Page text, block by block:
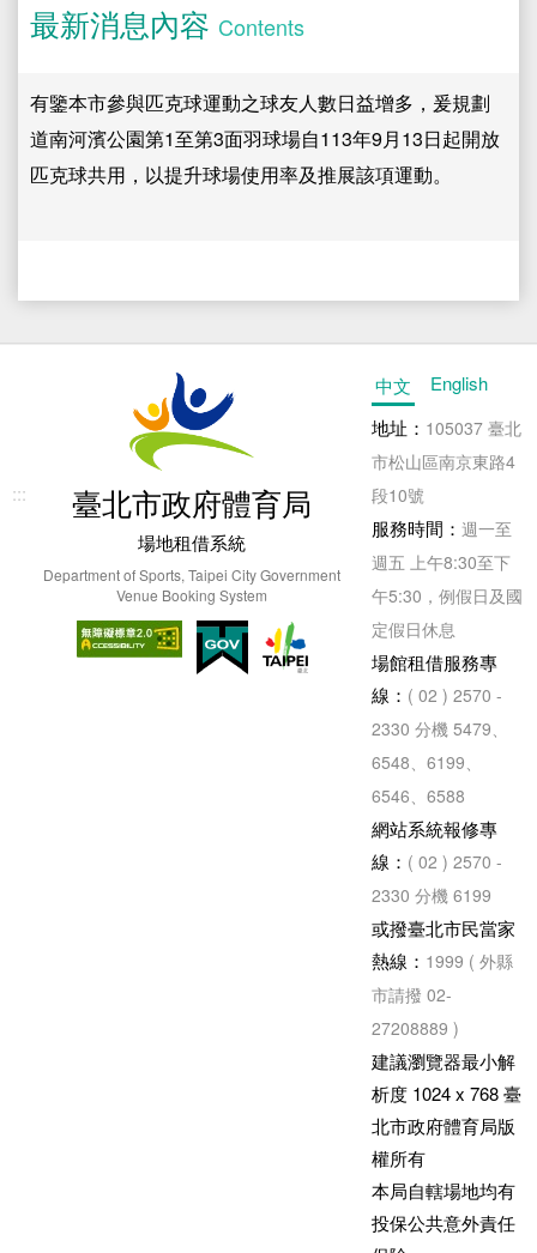
最新消息內容 Contents
有鑒本市參與匹克球運動之球友人數日益增多，爰規劃
道南河濱公園第1至第3面羽球場自113年9月13日起開放
匹克球共用，以提升球場使用率及推展該項運動。
::: 臺北市政府體育局
場地租借系統
Department of Sports, Taipei City Government
Venue Booking System
中文
English
地址： 105037 臺北
市松山區南京東路4
段10號
服務時間： 週一至
週五 上午8:30至下
午5:30，例假日及國
定假日休息
場館租借服務專
線： ( 02 ) 2570 -
2330 分機 5479、
6548、6199、
6546、6588
網站系統報修專
線： ( 02 ) 2570 -
2330 分機 6199
或撥臺北市民當家
熱線： 1999 ( 外縣
市請撥 02-
27208889 )
建議瀏覽器最小解
析度 1024 x 768 臺
北市政府體育局版
權所有
本局自轄場地均有
投保公共意外責任